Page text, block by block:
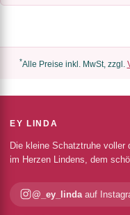
*Alle Preise inkl. MwSt, zzgl.
EY LINDA
Die kleine Schatztruhe
im Herzen Lindens, dem
@_ey_linda auf